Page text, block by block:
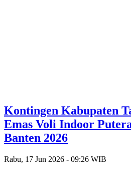
Kontingen Kabupaten
Emas Voli Indoor
Banten 2026
Rabu, 17 Jun 2026 - 09:26 WIB